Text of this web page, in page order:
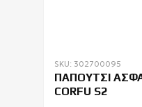
SKU: 302700095
ΠΑΠΟΥΤΣΙ
CORFU S2